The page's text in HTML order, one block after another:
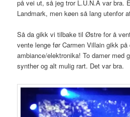
på vei ut, så jeg tror L.U.N.A var bra.
Landmark, men køen så lang utenfor
Så da gikk vi tilbake til Østre for å
vente lenge før Carmen Villain gikk
ambiance/elektronika! To damer med
synther og alt mulig rart. Det var bra.